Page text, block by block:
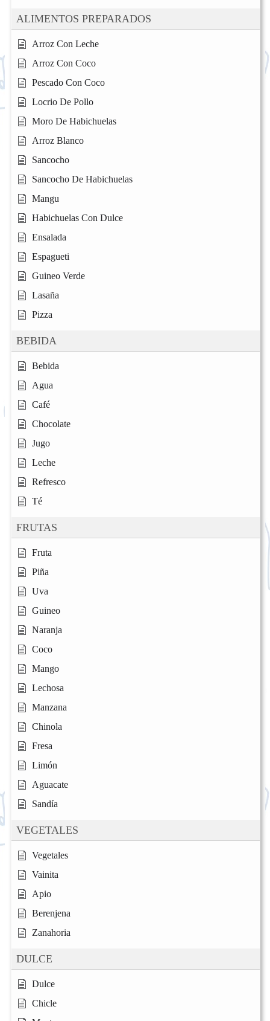
ALIMENTOS PREPARADOS
Arroz Con Leche
Arroz Con Coco
Pescado Con Coco
Locrio De Pollo
Moro De Habichuelas
Arroz Blanco
Sancocho
Sancocho De Habichuelas
Mangu
Habichuelas Con Dulce
Ensalada
Espagueti
Guineo Verde
Lasaña
Pizza
BEBIDA
Bebida
Agua
Café
Chocolate
Jugo
Leche
Refresco
Té
FRUTAS
Fruta
Piña
Uva
Guineo
Naranja
Coco
Mango
Lechosa
Manzana
Chinola
Fresa
Limón
Aguacate
Sandía
VEGETALES
Vegetales
Vainita
Apio
Berenjena
Zanahoria
DULCE
Dulce
Chicle